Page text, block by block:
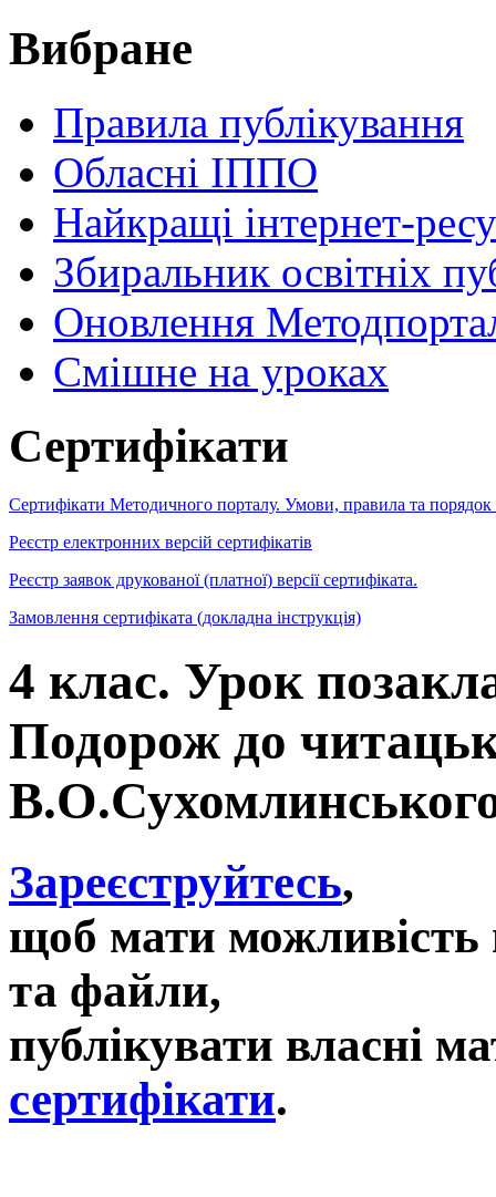
Вибране
Правила публікування
Обласні ІППО
Найкращі інтернет-
Збиральник освітніх
Оновлення
Cмішне на уроках
Сертифікати
Сертифікати Методичного порталу. Умови, правила та порядок
Реєстр електронних версій сертифікатів
Реєстр заявок друкованої (платної) версії сертифіката.
Замовлення сертифіката (докладна інструкція)
4 клас. Урок
Подорож до
Зареєструйтесь,
щоб мати можливість
та файли,
публікувати власні
сертифікати.